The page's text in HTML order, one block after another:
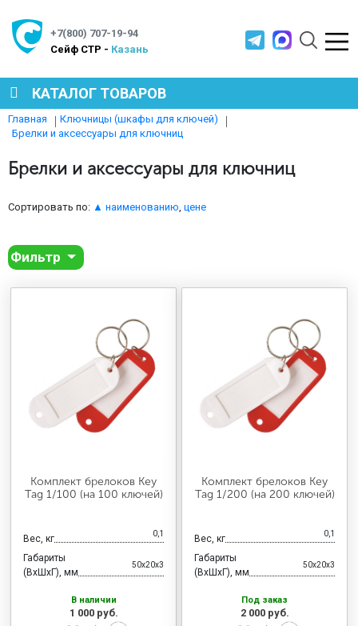
+7(800) 707-19-94
Cейф СТР - Казань
КАТАЛОГ ТОВАРОВ
СЕЙФЫ
МЕТАЛЛИЧЕСКИЕ СТЕЛЛАЖИ
МЕДИЦИНСКАЯ МЕБЕЛЬ
СИСТЕМЫ ХРАНЕНИЯ
ОФИСНАЯ МЕБЕЛЬ
МЕБЕЛЬ ДЛЯ ДОМА
Главная
Ключницы (шкафы для ключей)
Брелки и аксессуары для ключниц
Брелки и аксессуары для ключниц
Сортировать по: ▲ наименованию, цене
Фильтр
Комплект брелоков Key
Tag 1/100 (на 100 ключей)
Вес, кг 0,1
Габариты
(ВхШхГ), мм
50x20x3
В наличии
1 000 руб.
Комплект брелоков Key
Tag 1/200 (на 200 ключей)
Вес, кг 0,1
Габариты
(ВхШхГ), мм
50x20x3
Под заказ
2 000 руб.